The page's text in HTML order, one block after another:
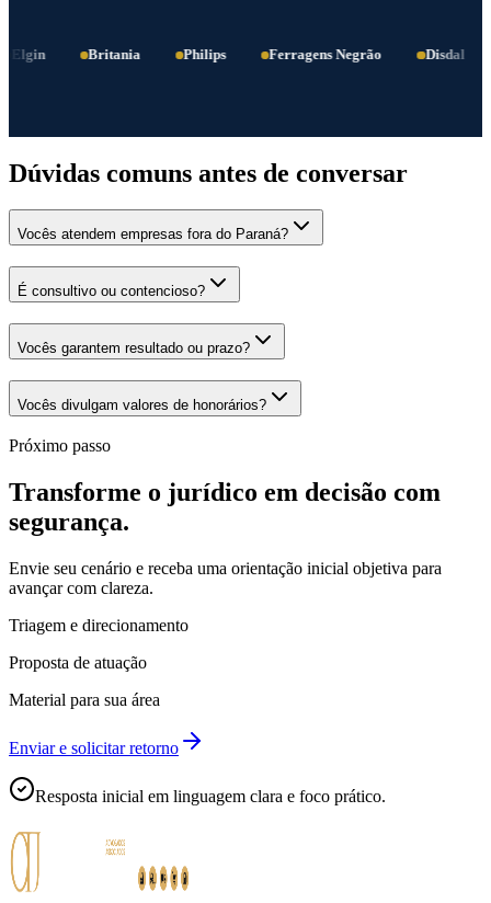
Britania Philips Ferragens Negrão Disdal
Dúvidas comuns antes de conversar
Vocês atendem empresas fora do Paraná?
É consultivo ou contencioso?
Vocês garantem resultado ou prazo?
Vocês divulgam valores de honorários?
Próximo passo
Transforme o jurídico em decisão com
segurança.
Envie seu cenário e receba uma orientação inicial objetiva para
avançar com clareza.
Triagem e direcionamento
Proposta de atuação
Material para sua área
Enviar e solicitar retorno
Resposta inicial em linguagem clara e foco prático.